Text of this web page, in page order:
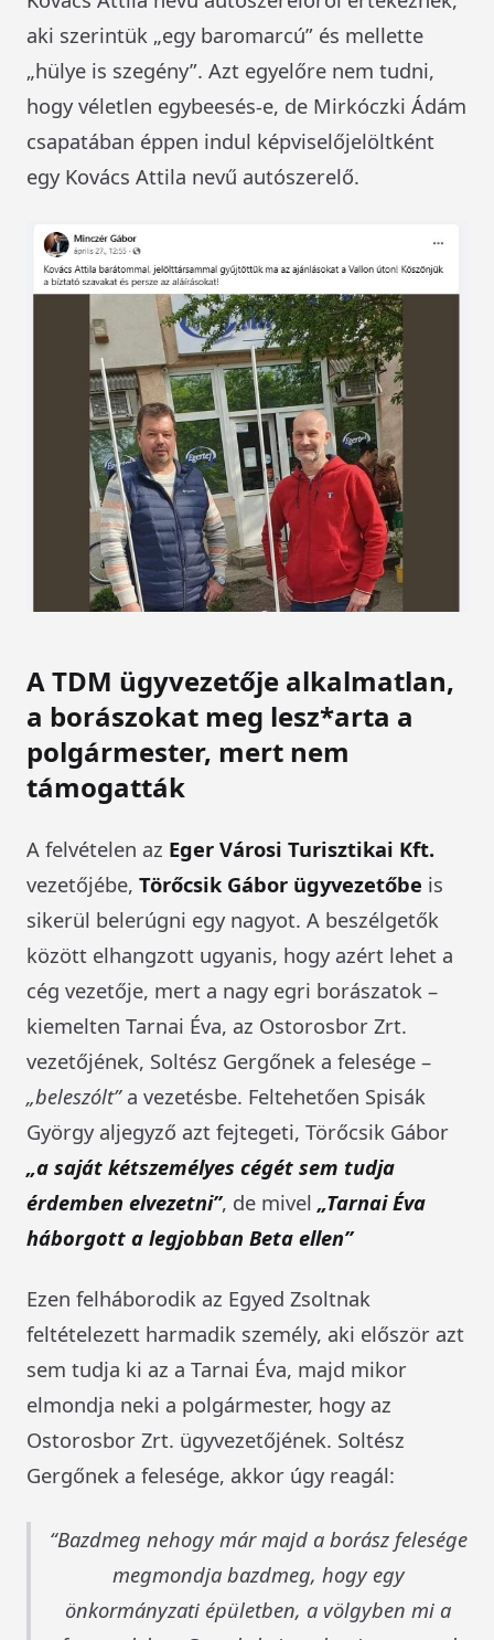
aki szerintük „egy baromarcú” és mellette
„hülye is szegény”. Azt egyelőre nem tudni,
hogy véletlen egybeesés-e, de Mirkóczki Ádám
csapatában éppen indul képviselőjelöltként
egy Kovács Attila nevű autószerelő.
A TDM ügyvezetője alkalmatlan,
a borászokat meg lesz*arta a
polgármester, mert nem
támogatták
A felvételen az Eger Városi Turisztikai Kft.
vezetőjébe, Törőcsik Gábor ügyvezetőbe is
sikerül belerúgni egy nagyot. A beszélgetők
között elhangzott ugyanis, hogy azért lehet a
cég vezetője, mert a nagy egri borászatok –
kiemelten Tarnai Éva, az Ostorosbor Zrt.
vezetőjének, Soltész Gergőnek a felesége –
„beleszólt”a vezetésbe. Feltehetően Spisák
György aljegyző azt fejtegeti, Törőcsik Gábor
„a saját kétszemélyes cégét sem tudja
érdemben elvezetni”, de mivel „Tarnai Éva
háborgott a legjobban Beta ellen”
Ezen felháborodik az Egyed Zsoltnak
feltételezett harmadik személy, aki először azt
sem tudja ki az a Tarnai Éva, majd mikor
elmondja neki a polgármester, hogy az
Ostorosbor Zrt. ügyvezetőjének. Soltész
Gergőnek a felesége, akkor úgy reagál:
Bazdmeg nehogy már majd a borász felesége
megmondja bazdmeg, hogy egy
önkormányzati épületben, a völgyben mi a